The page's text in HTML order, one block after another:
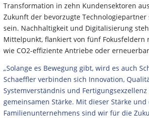
Transformation in zehn Kundensektoren
Zukunft der bevorzugte Technologiepartner
sein. Nachhaltigkeit und Digitalisierung
Mittelpunkt, flankiert von fünf Fokusfeldern
wie CO2-effiziente Antriebe oder
„Solange es Bewegung gibt, wird es auch
Schaeffler verbinden sich Innovation,
Systemverständnis und
gemeinsamen Stärke. Mit dieser Stärke und
Familienunternehmens sind wir für die